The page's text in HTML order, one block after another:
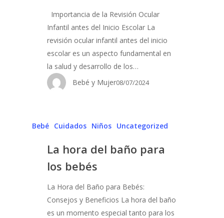
Importancia de la Revisión Ocular
Infantil antes del Inicio Escolar La
revisión ocular infantil antes del inicio
escolar es un aspecto fundamental en
la salud y desarrollo de los…
Bebé y Mujer08/07/2024
Bebé Cuidados Niños Uncategorized
La hora del baño para
los bebés
La Hora del Baño para Bebés:
Consejos y Beneficios La hora del baño
es un momento especial tanto para los